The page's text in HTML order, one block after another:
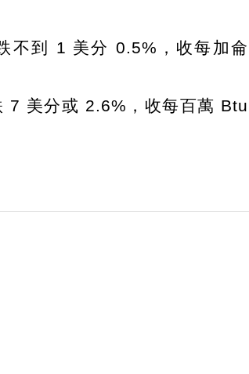
不到 1 美分 0.5%，收每加侖
7 美分或 2.6%，收每百萬 Btu